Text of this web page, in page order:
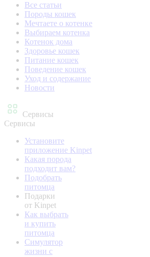
Все статьи
Породы кошек
Мечтаете о котенке
Выбираем котенка
Котенок дома
Здоровье кошек
Питание кошек
Поведение кошек
Уход и содержание
Новости
Сервисы
Сервисы
Установите
приложение Kinpet
Какая порода
подходит вам?
Подобрать
питомца
Подарки
от Kinpet
Как выбрать
и купить
питомца
Симулятор
жизни с